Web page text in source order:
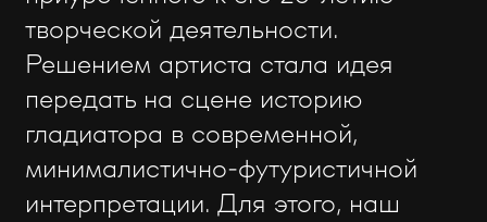
творческой деятельности.
Решением артиста стала идея
передать на сцене историю
гладиатора в современной,
минималистично-футуристичной
интерпретации. Для этого, наш